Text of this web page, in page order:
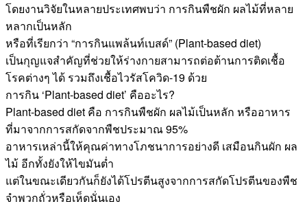
โดยงานวิจัยในหลายประเทศพบว่า การกินพืชผัก ผลไม้ที่หลาย
หลากเป็นหลัก
หรือที่เรียกว่า “การกินแพล้นท์เบสด์” (Plant-based diet)
เป็นกุญแจสำคัญที่ช่วยให้ร่างกายสามารถต่อต้านการติดเชื้อ
โรคต่างๆ ได้ รวมถึงเชื้อไวรัสโควิด-19 ด้วย
การกิน ‘Plant-based diet’ คืออะไร?
Plant-based diet คือ การกินพืชผัก ผลไม้เป็นหลัก หรืออาหาร
ที่มาจากการสกัดจากพืชประมาณ 95%
อาหารเหล่านี้ให้คุณค่าทางโภชนาการอย่างดี เสมือนกินผัก ผล
ไม้ อีกทั้งยังให้ไขมันต่ำ
แต่ในขณะเดียวกันก็ยังได้โปรตีนสูงจากการสกัดโปรตีนของพืช
จำพวกถั่วหรือเห็ดนั่นเอง